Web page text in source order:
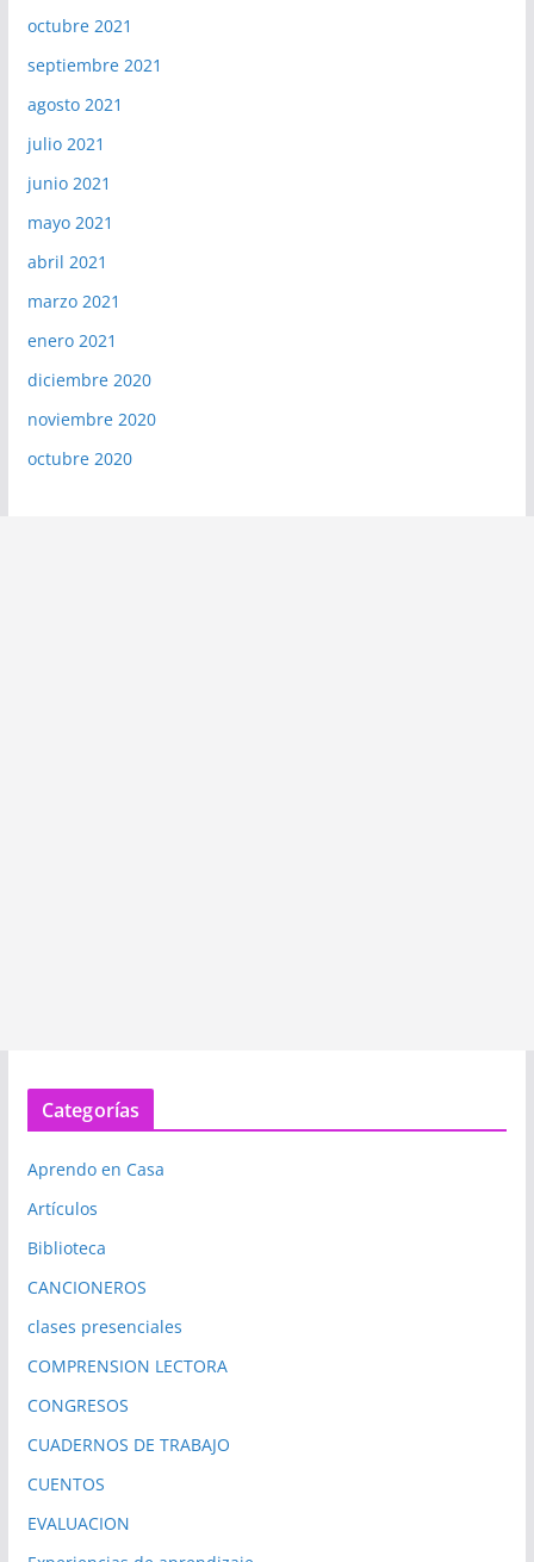
octubre 2021
septiembre 2021
agosto 2021
julio 2021
junio 2021
mayo 2021
abril 2021
marzo 2021
enero 2021
diciembre 2020
noviembre 2020
octubre 2020
Categorías
Aprendo en Casa
Artículos
Biblioteca
CANCIONEROS
clases presenciales
COMPRENSION LECTORA
CONGRESOS
CUADERNOS DE TRABAJO
CUENTOS
EVALUACION